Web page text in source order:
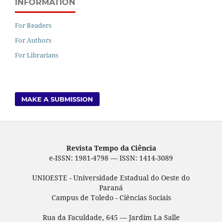
INFORMATION
For Readers
For Authors
For Librarians
MAKE A SUBMISSION
Revista Tempo da Ciência
e-ISSN: 1981-4798 — ISSN: 1414-3089
UNIOESTE - Universidade Estadual do Oeste do
Paraná
Campus de Toledo - Ciências Sociais
Rua da Faculdade, 645 — Jardim La Salle